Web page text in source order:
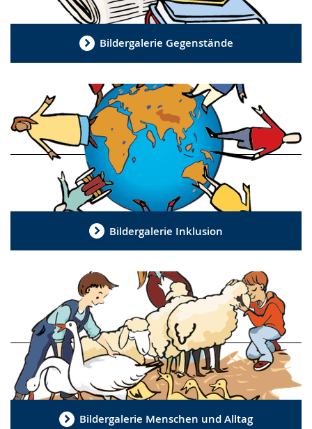
Bildergalerie Gegenstände
Bildergalerie Inklusion
Bildergalerie Menschen und Alltag